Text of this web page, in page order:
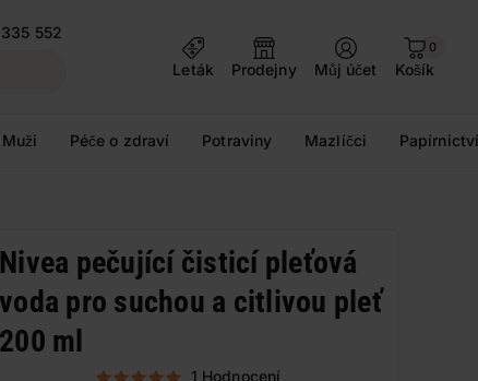
552
Leták
Prodejny Můj účet
0
Košík
Muži Péče o zdraví Potraviny Mazlíčci
Nivea pečující čisticí pleťová
voda pro suchou a citlivou pleť
200 ml
1 Hodnocení